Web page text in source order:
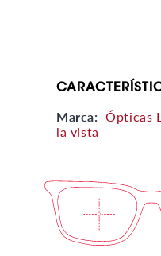
Marca: Ópticas
la vista